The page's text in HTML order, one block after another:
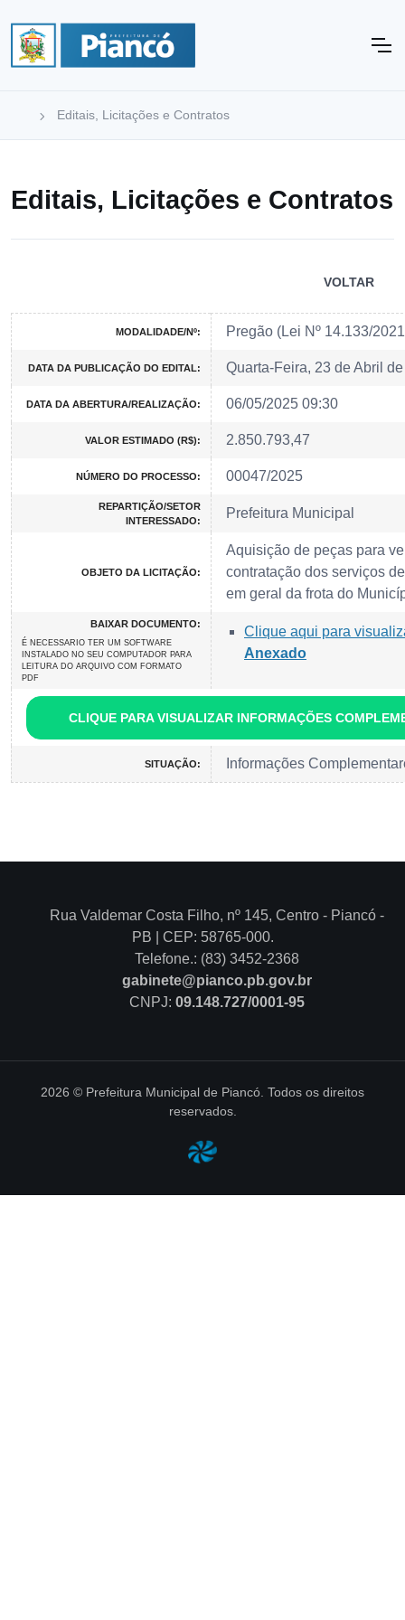
Editais, Licitações e Contratos
Editais, Licitações e Contratos
VOLTAR
MODALIDADE/Nº: Pregão (Lei Nº 14.133/
DATA DA PUBLICAÇÃO DO EDITAL: Quarta-Feira, 23 de Abril
DATA DA ABERTURA/REALIZAÇÃO: 06/05/2025 09:30
VALOR ESTIMADO (R$): 2.850.793,47
NÚMERO DO PROCESSO: 00047/2025
REPARTIÇÃO/SETOR
INTERESSADO:
Prefeitura Municipal
OBJETO DA LICITAÇÃO:
Aquisição de peças para
contratação dos serviços
em geral da frota do
BAIXAR DOCUMENTO:
É NECESSARIO TER UM SOFTWARE
INSTALADO NO SEU COMPUTADOR PARA
LEITURA DO ARQUIVO COM FORMATO
PDF
Clique aqui para
Anexado
CLIQUE PARA VISUALIZAR INFORMAÇÕES
SITUAÇÃO: Informações
Rua Valdemar Costa Filho, nº 145, Centro - Piancó -
PB | CEP: 58765-000.
Telefone.: (83) 3452-2368
gabinete@pianco.pb.gov.br
CNPJ: 09.148.727/0001-95
2026 © Prefeitura Municipal de Piancó. Todos os direitos
reservados.